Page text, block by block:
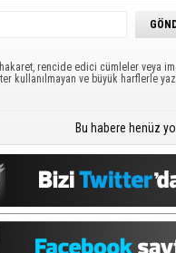
hakaret, rencide edici cümleler veya
kullanılmayan ve büyük harflerle
Bu habere henüz